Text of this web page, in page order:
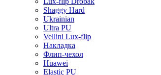
Shaggy Hard
Ukrainian
Ultra PU
Vellini Lux-flip
Накладка
Флип-чехол
Huawei
Elastic PU